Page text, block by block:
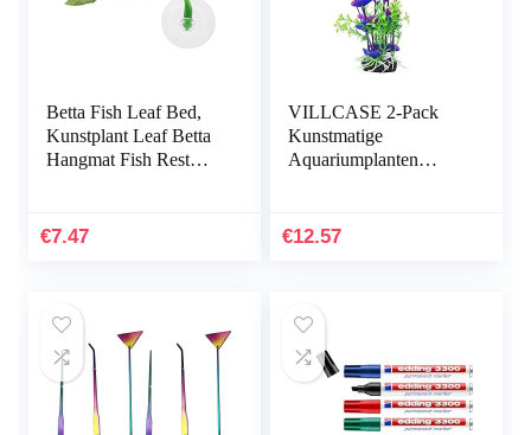
Betta Fish Leaf Bed,
Kunstplant Leaf Betta
Hangmat Fish Rest
€7.47
VILLCASE 2-Pack
Kunstmatige
Aquariumplanten
Inrichting Plastic
€12.57